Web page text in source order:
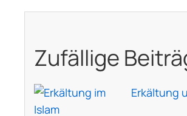
Zufällige
Erkältung